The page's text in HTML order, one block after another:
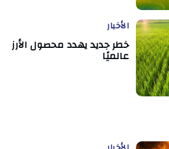
الأخبار
خطر جديد يهدد محصول الأرز
عالميًا